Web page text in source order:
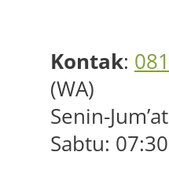
Kontak:
(WA)
Senin-
Sabtu: